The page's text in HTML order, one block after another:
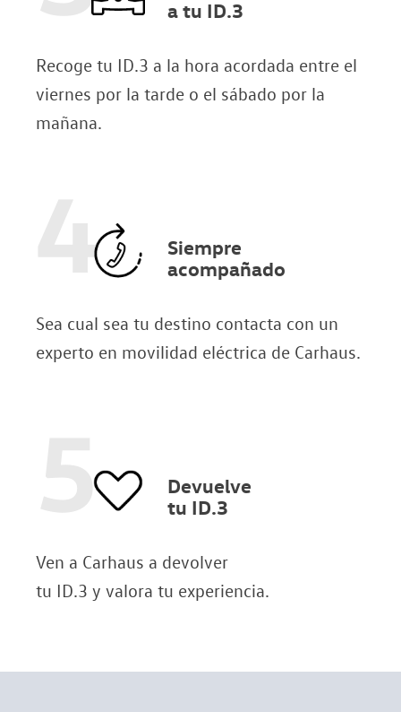
a tu ID.3
Recoge tu ID.3 a la hora acordada entre el
viernes por la tarde o el sábado por la
mañana.
4
Siempre
acompañado
Sea cual sea tu destino contacta con un
experto en movilidad eléctrica de Carhaus.
5
Devuelve
tu ID.3
Ven a Carhaus a devolver
tu ID.3 y valora tu experiencia.